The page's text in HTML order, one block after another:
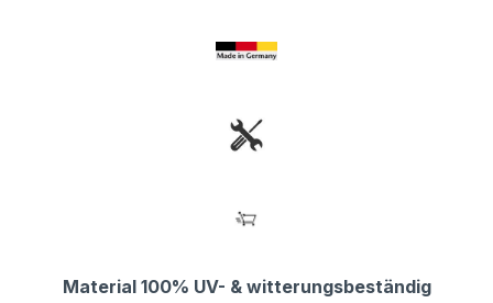
Material 100% UV- & witterungsbeständig